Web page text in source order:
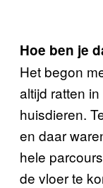
Hoe ben je
Het begon
altijd ratten
huisdieren.
en daar
hele
de vloer te